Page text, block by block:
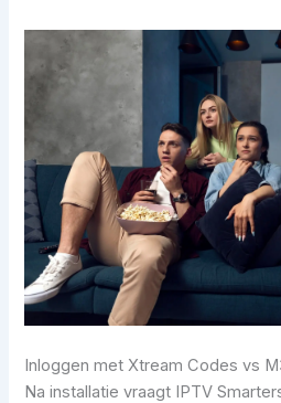
Inloggen met Xtream Codes vs
Na installatie vraagt IPTV